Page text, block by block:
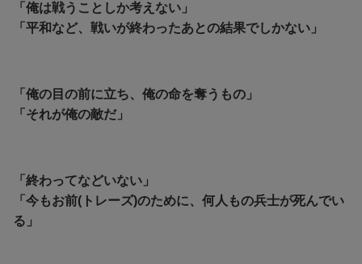
「俺は戦うことしか考えない」
「平和など、戦いが終わったあとの結果でしかない」
「俺の目の前に立ち、俺の命を奪うもの」
「それが俺の敵だ」
「終わってなどいない」
「今もお前(トレーズ)のために、何人もの兵士が死んでい
る」